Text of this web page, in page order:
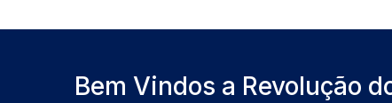
Bem Vindos a Revolução